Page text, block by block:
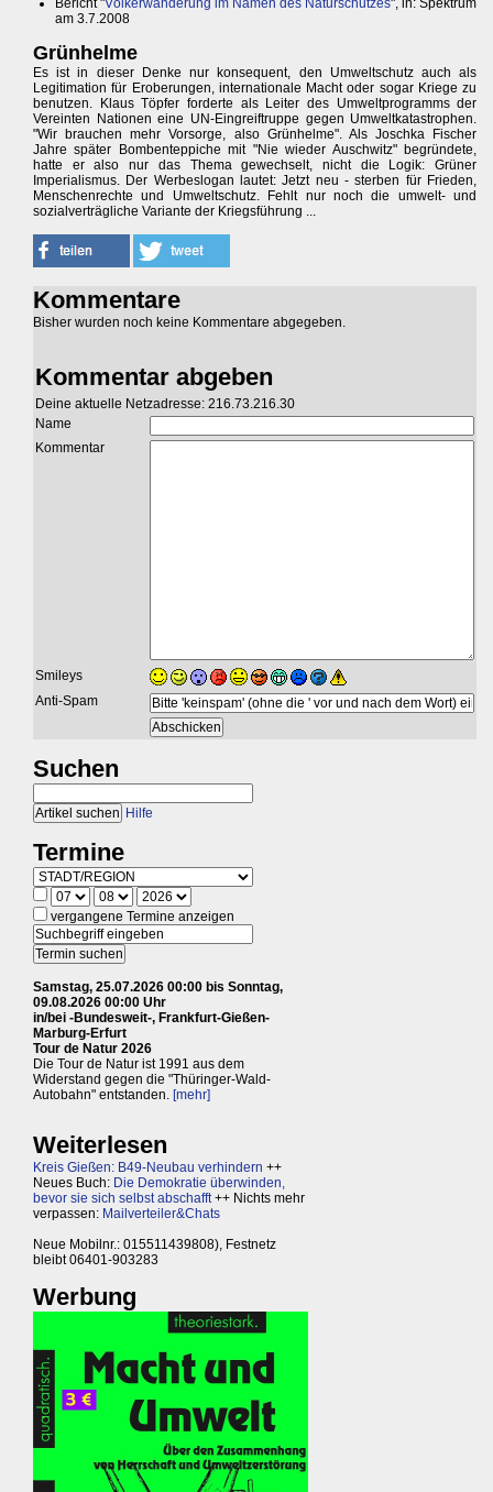
Bericht "Völkerwanderung im Namen des Naturschutzes", in: Spektrum
am 3.7.2008
Grünhelme
Es ist in dieser Denke nur konsequent, den Umweltschutz auch als
Legitimation für Eroberungen, internationale Macht oder sogar Kriege zu
benutzen. Klaus Töpfer forderte als Leiter des Umweltprogramms der
Vereinten Nationen eine UN-Eingreiftruppe gegen Umweltkatastrophen.
"Wir brauchen mehr Vorsorge, also Grünhelme". Als Joschka Fischer
Jahre später Bombenteppiche mit "Nie wieder Auschwitz" begründete,
hatte er also nur das Thema gewechselt, nicht die Logik: Grüner
Imperialismus. Der Werbeslogan lautet: Jetzt neu - sterben für Frieden,
Menschenrechte und Umweltschutz. Fehlt nur noch die umwelt- und
sozialverträgliche Variante der Kriegsführung ...
Kommentare
Bisher wurden noch keine Kommentare abgegeben.
Kommentar abgeben
Deine aktuelle Netzadresse: 216.73.216.30
Name
Kommentar
Smileys
Anti-Spam
Suchen
Hilfe
Termine
vergangene Termine anzeigen
Samstag, 25.07.2026 00:00 bis Sonntag,
09.08.2026 00:00 Uhr
in/bei -Bundesweit-, Frankfurt-Gießen-
Marburg-Erfurt
Tour de Natur 2026
Die Tour de Natur ist 1991 aus dem
Widerstand gegen die "Thüringer-Wald-
Autobahn" entstanden. [mehr]
Weiterlesen
Kreis Gießen: B49-Neubau verhindern ++
Neues Buch: Die Demokratie überwinden,
bevor sie sich selbst abschafft++ Nichts mehr
verpassen: Mailverteiler&Chats
Neue Mobilnr.: 015511439808), Festnetz
bleibt 06401-903283
Werbung